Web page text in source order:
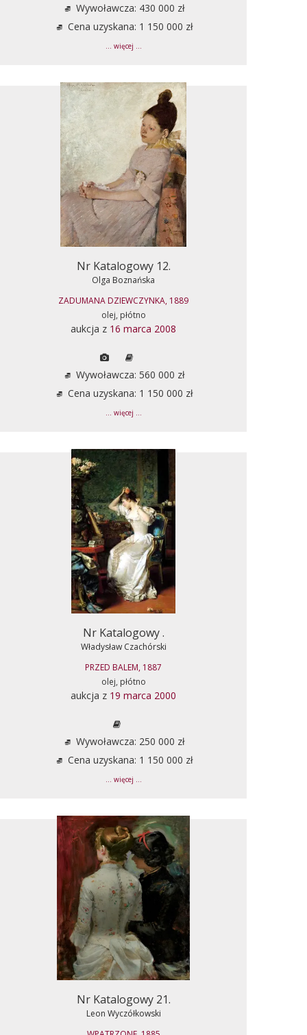
Wywoławcza: 430 000 zł
Cena uzyskana: 1 150 000 zł
... więcej ...
Nr Katalogowy 12.
Olga Boznańska
ZADUMANA DZIEWCZYNKA, 1889
olej, płótno
aukcja z 16 marca 2008
Wywoławcza: 560 000 zł
Cena uzyskana: 1 150 000 zł
... więcej ...
Nr Katalogowy .
Władysław Czachórski
PRZED BALEM, 1887
olej, płótno
aukcja z 19 marca 2000
Wywoławcza: 250 000 zł
Cena uzyskana: 1 150 000 zł
... więcej ...
Nr Katalogowy 21.
Leon Wyczółkowski